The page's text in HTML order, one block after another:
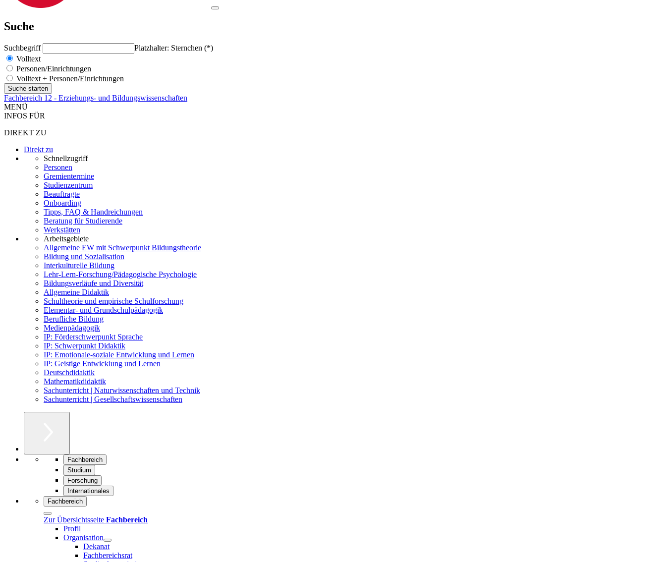
Suche
Suchbegriff
Platzhalter: Sternchen (*)
Volltext
Personen/Einrichtungen
Volltext + Personen/Einrichtungen
Fachbereich 12 - Erziehungs- und Bildungswissenschaften
MENÜ
INFOS FÜR
DIREKT ZU
Direkt zu
Schnellzugriff
Personen
Gremientermine
Studienzentrum
Beauftragte
Onboarding
Tipps, FAQ & Handreichungen
Beratung für Studierende
Werkstätten
Arbeitsgebiete
Allgemeine EW mit Schwerpunkt Bildungstheorie
Bildung und Sozialisation
Interkulturelle Bildung
Lehr-Lern-Forschung/Pädagogische Psychologie
Bildungsverläufe und Diversität
Allgemeine Didaktik
Schultheorie und empirische Schulforschung
Elementar- und Grundschulpädagogik
Berufliche Bildung
Medienpädagogik
IP: Förderschwerpunkt Sprache
IP: Schwerpunkt Didaktik
IP: Emotionale-soziale Entwicklung und Lernen
IP: Geistige Entwicklung und Lernen
Deutschdidaktik
Mathematikdidaktik
Sachunterricht | Naturwissenschaften und Technik
Sachunterricht | Gesellschaftswissenschaften
Fachbereich
Studium
Forschung
Internationales
Fachbereich
Zur Übersichtsseite Fachbereich
Profil
Organisation
Dekanat
Fachbereichsrat